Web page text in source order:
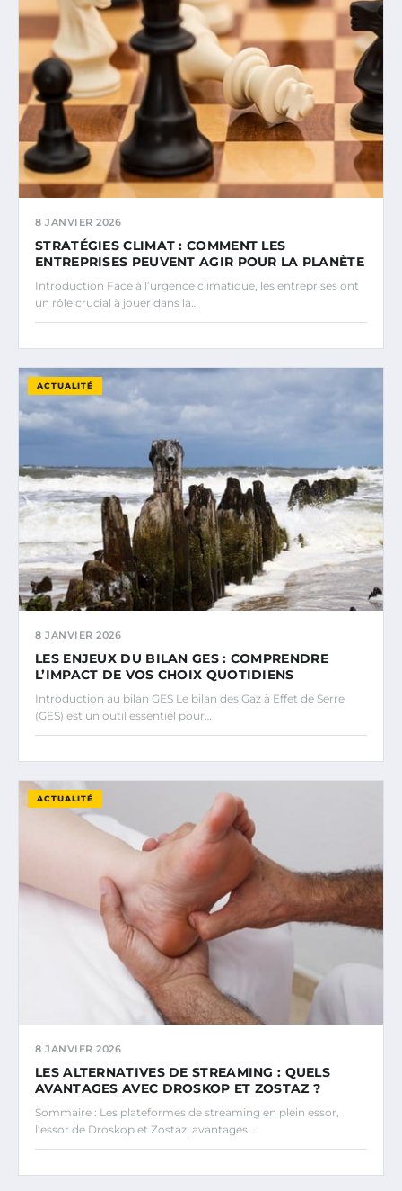
8 JANVIER 2026
STRATÉGIES CLIMAT : COMMENT LES
ENTREPRISES PEUVENT AGIR POUR LA PLANÈTE
Introduction Face à l’urgence climatique, les entreprises ont
un rôle crucial à jouer dans la…
ACTUALITÉ
8 JANVIER 2026
LES ENJEUX DU BILAN GES : COMPRENDRE
L’IMPACT DE VOS CHOIX QUOTIDIENS
Introduction au bilan GES Le bilan des Gaz à Effet de Serre
(GES) est un outil essentiel pour…
ACTUALITÉ
8 JANVIER 2026
LES ALTERNATIVES DE STREAMING : QUELS
AVANTAGES AVEC DROSKOP ET ZOSTAZ ?
Sommaire : Les plateformes de streaming en plein essor,
l’essor de Droskop et Zostaz, avantages…